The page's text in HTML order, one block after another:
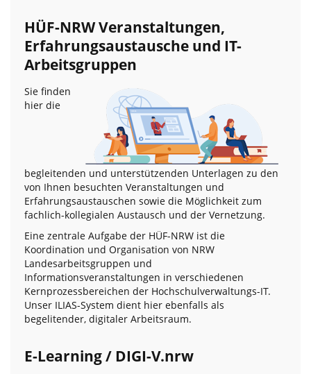
HÜF-NRW Veranstaltungen,
Erfahrungsaustausche und IT-
Arbeitsgruppen
Sie finden
hier die
begleitenden und unterstützenden Unterlagen zu den
von Ihnen besuchten Veranstaltungen und
Erfahrungsaustauschen sowie die Möglichkeit zum
fachlich-kollegialen Austausch und der Vernetzung.
Eine zentrale Aufgabe der HÜF-NRW ist die
Koordination und Organisation von NRW
Landesarbeitsgruppen und
Informationsveranstaltungen in verschiedenen
Kernprozessbereichen der Hochschulverwaltungs-IT.
Unser ILIAS-System dient hier ebenfalls als
begelitender, digitaler Arbeitsraum.
E-Learning / DIGI-V.nrw